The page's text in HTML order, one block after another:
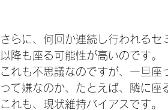
さらに、何回か連続し行われる
以降も座る可能性が高いのです。
これも不思議なのですが、一旦
って嫌なのか、たとえば、隣に座
これも、現状維持バイアスです。